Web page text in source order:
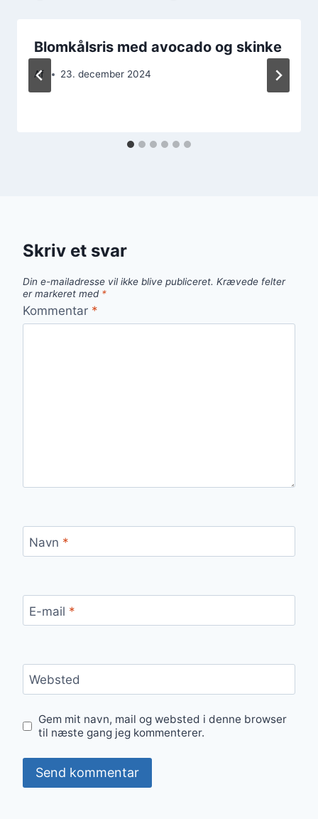
Blomkålsris med avocado og skinke
Af 23. december 2024
Skriv et svar
Din e-mailadresse vil ikke blive publiceret. Krævede felter
er markeret med *
Kommentar *
Navn *
E-mail *
Websted
Gem mit navn, mail og websted i denne browser
til næste gang jeg kommenterer.